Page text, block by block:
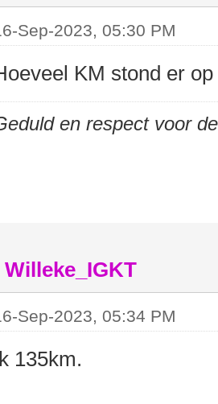
Sep-2023, 05:30 PM
KM stond er
en respect voor
Willeke_IGKT
Sep-2023, 05:34 PM
135km.